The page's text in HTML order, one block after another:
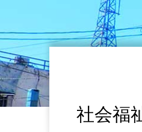
社会福